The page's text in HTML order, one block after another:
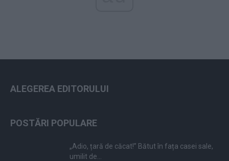
ALEGEREA EDITORULUI
POSTĂRI POPULARE
„Adio, țară de căcat!” Bătut în fața casei sale,
umilit de...